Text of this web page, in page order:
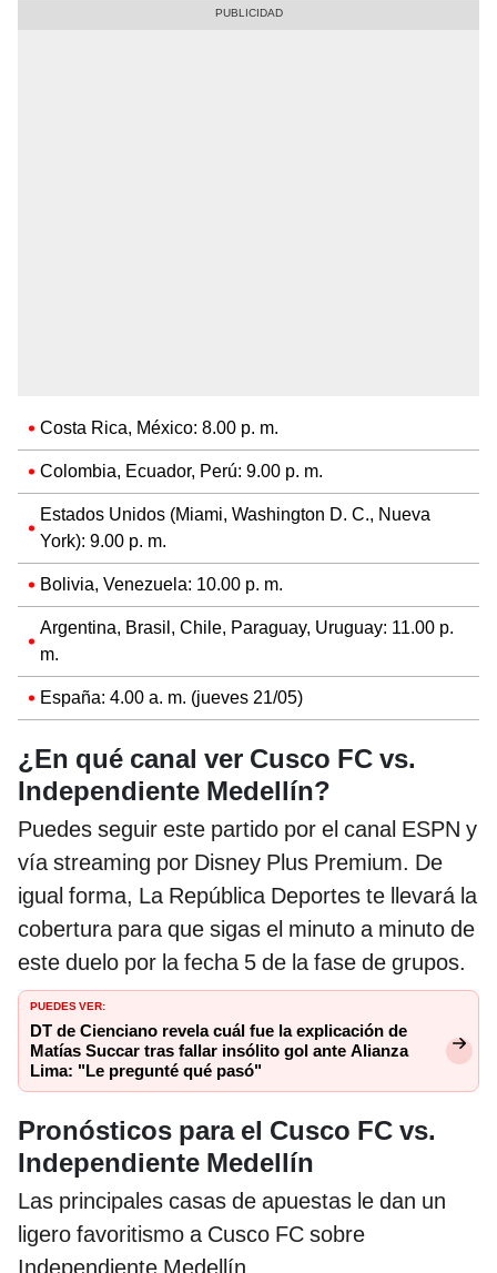
Costa Rica, México: 8.00 p. m.
Colombia, Ecuador, Perú: 9.00 p. m.
Estados Unidos (Miami, Washington D. C., Nueva
York): 9.00 p. m.
Bolivia, Venezuela: 10.00 p. m.
Argentina, Brasil, Chile, Paraguay, Uruguay: 11.00 p.
m.
España: 4.00 a. m. (jueves 21/05)
¿En qué canal ver Cusco FC vs.
Independiente Medellín?
Puedes seguir este partido por el canal ESPN y
vía streaming por Disney Plus Premium. De
igual forma, La República Deportes te llevará la
cobertura para que sigas el minuto a minuto de
este duelo por la fecha 5 de la fase de grupos.
PUEDES VER:
DT de Cienciano revela cuál fue la explicación de
Matías Succar tras fallar insólito gol ante Alianza
Lima: "Le pregunté qué pasó"
Pronósticos para el Cusco FC vs.
Independiente Medellín
Las principales casas de apuestas le dan un
ligero favoritismo a Cusco FC sobre
Independiente Medellín.